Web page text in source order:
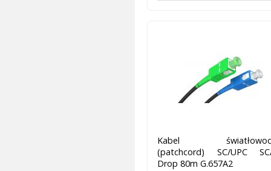
Kabel
(patchcord) SC/UPC SC/
Drop 80m G.657A2